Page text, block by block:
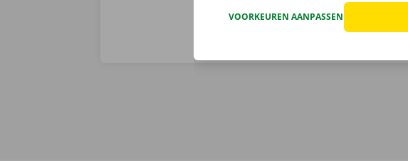
VOORKEUREN AANPASSEN